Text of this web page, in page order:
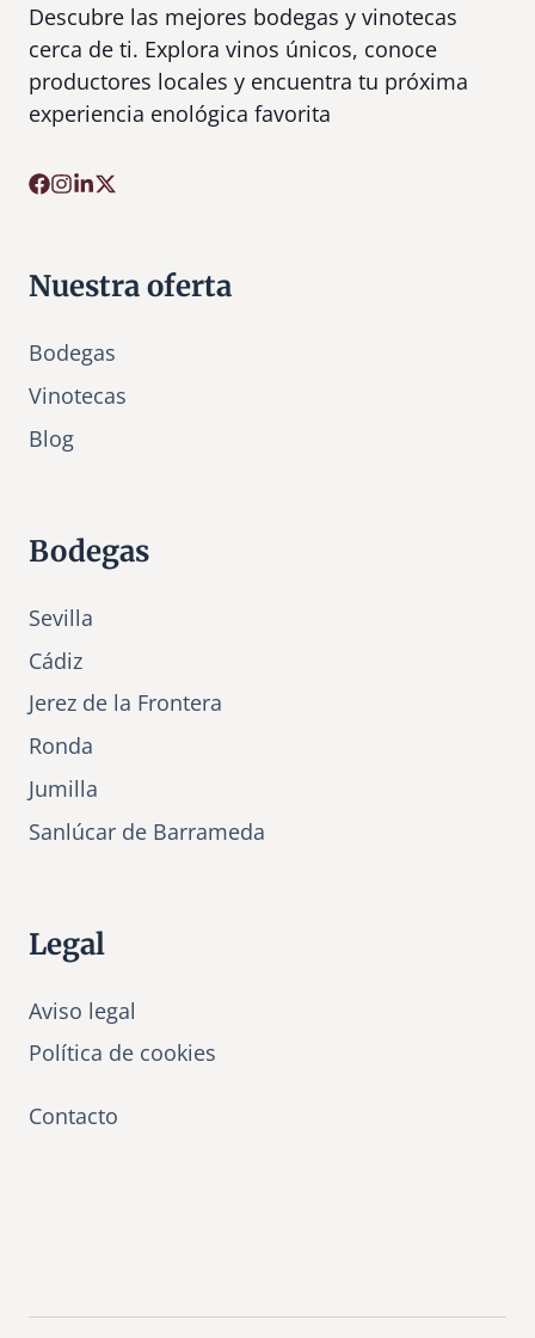
Descubre las mejores bodegas y vinotecas
cerca de ti. Explora vinos únicos, conoce
productores locales y encuentra tu próxima
experiencia enológica favorita
Nuestra oferta
Bodegas
Vinotecas
Blog
Bodegas
Sevilla
Cádiz
Jerez de la Frontera
Ronda
Jumilla
Sanlúcar de Barrameda
Legal
Aviso legal
Política de cookies
Contacto